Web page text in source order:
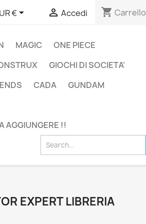
€  Accedi shopping_cart Carrello
MAGIC
ONE PIECE
GIOCHI DI SOCIETA'
CADA
GUNDAM
AGGIUNGERE !!
EXPERT LIBRERIA